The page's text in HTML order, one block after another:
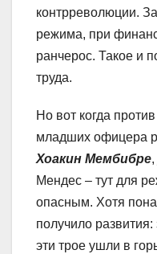
контрреволюции.
режима, при
ранчерос. Такое и
труда.
Но вот когда
младших офицера
Хоакин Мембибре,
Мендес – тут для
опасным. Хотя
получило
эти трое ушли в